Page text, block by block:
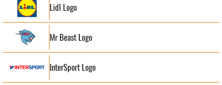
Lidl Logo
Mr Beast Logo
InterSport Logo